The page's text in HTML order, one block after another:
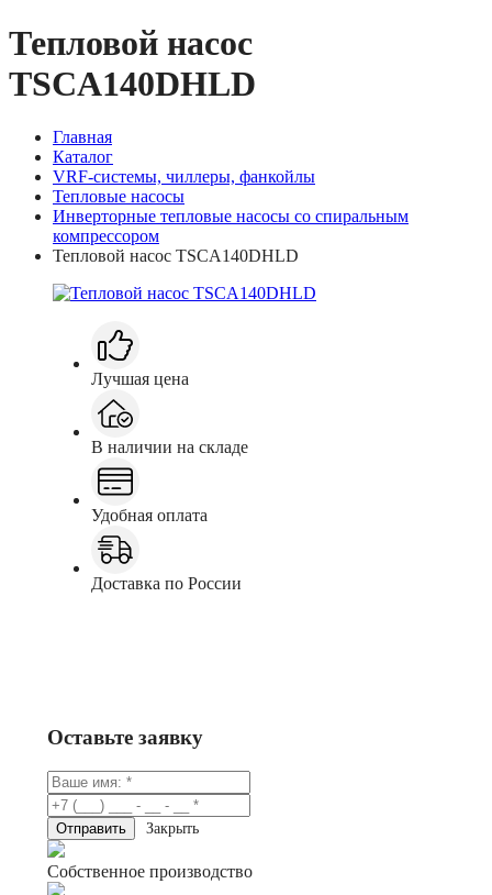
Тепловой насос
TSCA140DHLD
Главная
Каталог
VRF-системы, чиллеры, фанкойлы
Тепловые насосы
Инверторные тепловые насосы со спиральным
компрессором
Тепловой насос TSCA140DHLD
Лучшая цена
В наличии на складе
Удобная оплата
Доставка по России
Оставьте заявку
Закрыть
Собственное производство